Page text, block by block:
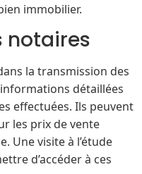
immobilier.
notaires
la transmission des
détaillées
effectuées. Ils peuvent
les prix de vente
Une visite à l’étude
d’accéder à ces